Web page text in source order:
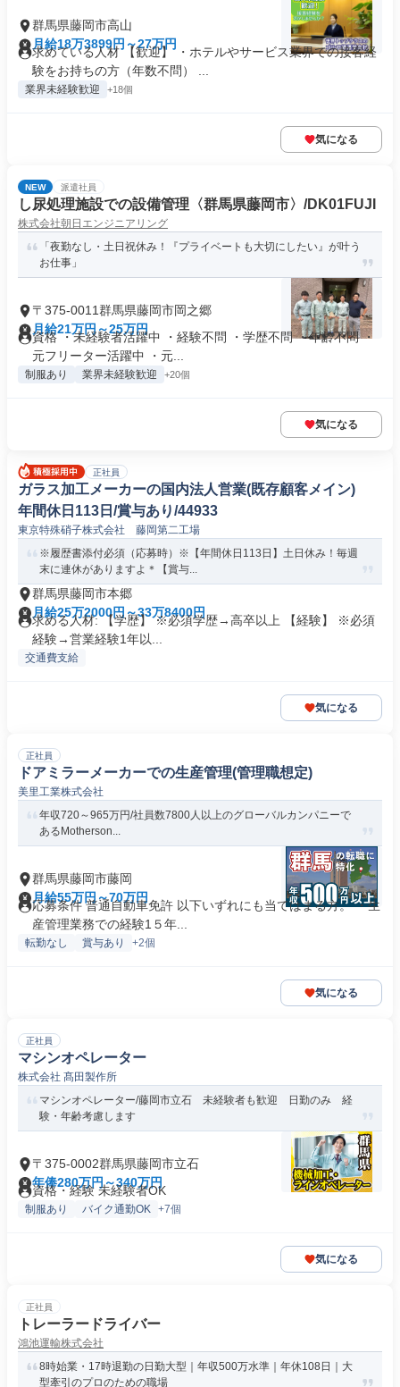
群馬県藤岡市高山
月給18万3899円～27万円
求めている人材 【歓迎】 ・ホテルやサービス業界での接客経
験をお持ちの方（年数不問） ...
業界未経験歓迎 +18個
気になる
NEW 派遣社員
し尿処理施設での設備管理〈群馬県藤岡市〉/DK01FUJI
株式会社朝日エンジニアリング
「夜勤なし・土日祝休み！『プライベートも大切にしたい』が叶う
お仕事」
〒375-0011群馬県藤岡市岡之郷
月給21万円～25万円
資格 ・未経験者活躍中 ・経験不問 ・学歴不問 ・年齢不問 ・
元フリーター活躍中 ・元...
制服あり 業界未経験歓迎 +20個
気になる
正社員
ガラス加工メーカーの国内法人営業(既存顧客メイン)
年間休日113日/賞与あり/44933
東京特殊硝子株式会社 藤岡第二工場
※履歴書添付必須（応募時）※【年間休日113日】土日休み！毎週
末に連休がありますよ＊【賞与...
群馬県藤岡市本郷
月給25万2000円～33万8400円
求める人材: 【学歴】 ※必須学歴→高卒以上 【経験】 ※必須
経験→営業経験1年以...
交通費支給
気になる
正社員
ドアミラーメーカーでの生産管理(管理職想定)
美里工業株式会社
年収720～965万円/社員数7800人以上のグローバルカンパニーで
あるMotherson...
群馬県藤岡市藤岡
月給55万円～70万円
応募条件 普通自動車免許 以下いずれにも当てはまる方。 ・生
産管理業務での経験1５年...
転勤なし 賞与あり +2個
気になる
正社員
マシンオペレーター
株式会社 髙田製作所
マシンオペレーター/藤岡市立石 未経験者も歓迎 日勤のみ 経
験・年齢考慮します
〒375-0002群馬県藤岡市立石
年俸280万円～340万円
資格・経験 未経験者OK
制服あり バイク通勤OK +7個
気になる
正社員
トレーラードライバー
鴻池運輸株式会社
8時始業・17時退勤の日勤大型｜年収500万水準｜年休108日｜大
型牽引のプロのための職場